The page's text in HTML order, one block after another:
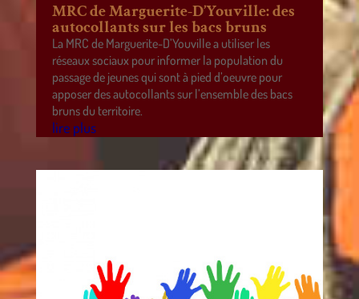
MRC de Marguerite-D’Youville: des
autocollants sur les bacs bruns
La MRC de Marguerite-D’Youville a utiliser les
réseaux sociaux pour informer la population du
passage de jeunes qui sont à pied d’oeuvre pour
apposer des autocollants sur l’ensemble des bacs
bruns du territoire.
lire plus